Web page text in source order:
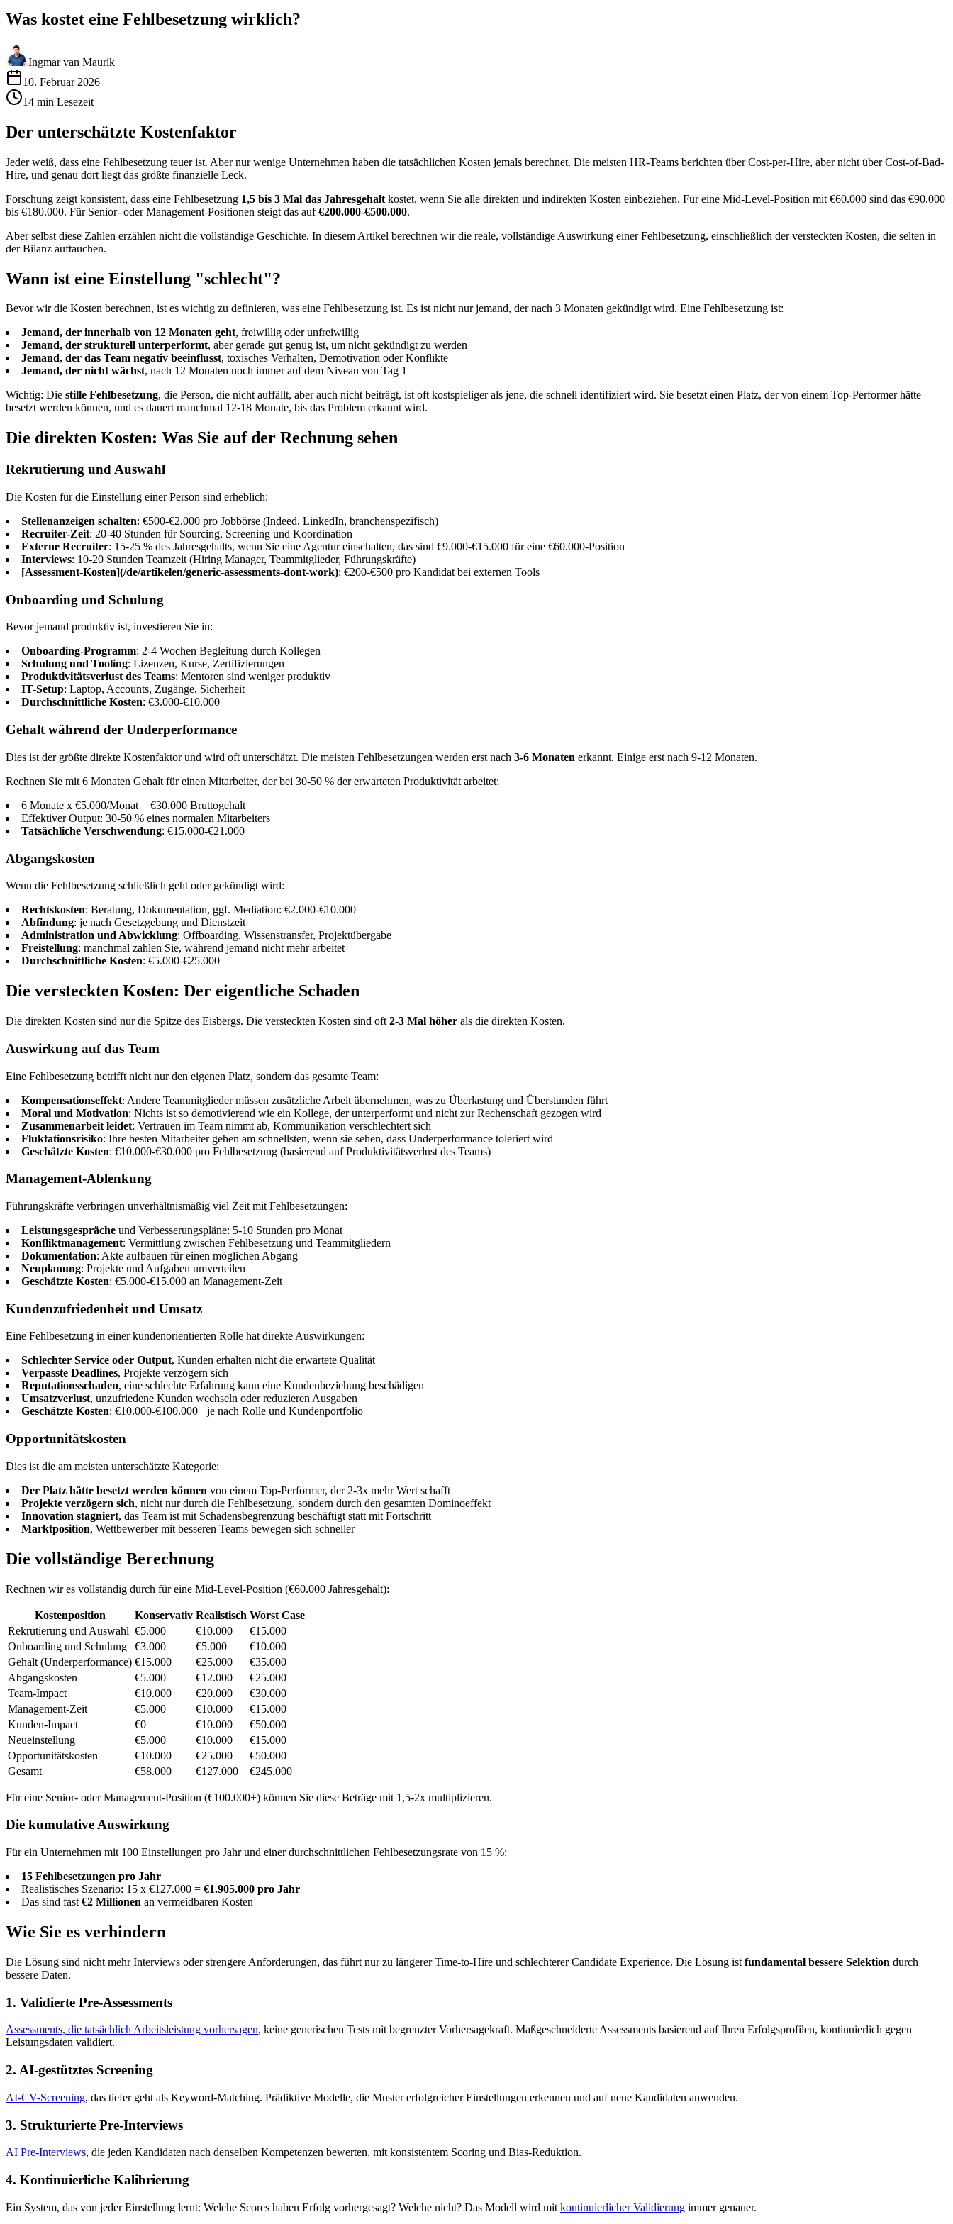
Was kostet eine Fehlbesetzung wirklich?
Ingmar van Maurik
10. Februar 2026
14 min Lesezeit
Der unterschätzte Kostenfaktor
Jeder weiß, dass eine Fehlbesetzung teuer ist. Aber nur wenige Unternehmen haben die tatsächlichen Kosten jemals berechnet. Die meisten HR-Teams berichten über Cost-per-Hire, aber nicht über Cost-of-Bad-
Hire, und genau dort liegt das größte finanzielle Leck.
Forschung zeigt konsistent, dass eine Fehlbesetzung 1,5 bis 3 Mal das Jahresgehalt kostet, wenn Sie alle direkten und indirekten Kosten einbeziehen. Für eine Mid-Level-Position mit €60.000 sind das €90.000
bis €180.000. Für Senior- oder Management-Positionen steigt das auf€200.000-€500.000.
Aber selbst diese Zahlen erzählen nicht die vollständige Geschichte. In diesem Artikel berechnen wir die reale, vollständige Auswirkung einer Fehlbesetzung, einschließlich der versteckten Kosten, die selten in
der Bilanz auftauchen.
Wann ist eine Einstellung "schlecht"?
Bevor wir die Kosten berechnen, ist es wichtig zu definieren, was eine Fehlbesetzung ist. Es ist nicht nur jemand, der nach 3 Monaten gekündigt wird. Eine Fehlbesetzung ist:
Jemand, der innerhalb von 12 Monaten geht, freiwillig oder unfreiwillig
Jemand, der strukturell unterperformt, aber gerade gut genug ist, um nicht gekündigt zu werden
Jemand, der das Team negativ beeinflusst, toxisches Verhalten, Demotivation oder Konflikte
Jemand, der nicht wächst, nach 12 Monaten noch immer auf dem Niveau von Tag 1
Wichtig: Die stille Fehlbesetzung, die Person, die nicht auffällt, aber auch nicht beiträgt, ist oft kostspieliger als jene, die schnell identifiziert wird. Sie besetzt einen Platz, der von einem Top-Performer hätte
besetzt werden können, und es dauert manchmal 12-18 Monate, bis das Problem erkannt wird.
Die direkten Kosten: Was Sie auf der Rechnung sehen
Rekrutierung und Auswahl
Die Kosten für die Einstellung einer Person sind erheblich:
Stellenanzeigen schalten: €500-€2.000 pro Jobbörse (Indeed, LinkedIn, branchenspezifisch)
Recruiter-Zeit: 20-40 Stunden für Sourcing, Screening und Koordination
Externe Recruiter: 15-25 % des Jahresgehalts, wenn Sie eine Agentur einschalten, das sind €9.000-€15.000 für eine €60.000-Position
Interviews: 10-20 Stunden Teamzeit (Hiring Manager, Teammitglieder, Führungskräfte)
[Assessment-Kosten](/de/artikelen/generic-assessments-dont-work): €200-€500 pro Kandidat bei externen Tools
Onboarding und Schulung
Bevor jemand produktiv ist, investieren Sie in:
Onboarding-Programm: 2-4 Wochen Begleitung durch Kollegen
Schulung und Tooling: Lizenzen, Kurse, Zertifizierungen
Produktivitätsverlust des Teams: Mentoren sind weniger produktiv
IT-Setup: Laptop, Accounts, Zugänge, Sicherheit
Durchschnittliche Kosten: €3.000-€10.000
Gehalt während der Underperformance
Dies ist der größte direkte Kostenfaktor und wird oft unterschätzt. Die meisten Fehlbesetzungen werden erst nach 3-6 Monaten erkannt. Einige erst nach 9-12 Monaten.
Rechnen Sie mit 6 Monaten Gehalt für einen Mitarbeiter, der bei 30-50 % der erwarteten Produktivität arbeitet:
6 Monate x €5.000/Monat = €30.000 Bruttogehalt
Effektiver Output: 30-50 % eines normalen Mitarbeiters
Tatsächliche Verschwendung: €15.000-€21.000
Abgangskosten
Wenn die Fehlbesetzung schließlich geht oder gekündigt wird:
Rechtskosten: Beratung, Dokumentation, ggf. Mediation: €2.000-€10.000
Abfindung: je nach Gesetzgebung und Dienstzeit
Administration und Abwicklung: Offboarding, Wissenstransfer, Projektübergabe
Freistellung: manchmal zahlen Sie, während jemand nicht mehr arbeitet
Durchschnittliche Kosten: €5.000-€25.000
Die versteckten Kosten: Der eigentliche Schaden
Die direkten Kosten sind nur die Spitze des Eisbergs. Die versteckten Kosten sind oft 2-3 Mal höher als die direkten Kosten.
Auswirkung auf das Team
Eine Fehlbesetzung betrifft nicht nur den eigenen Platz, sondern das gesamte Team:
Kompensationseffekt: Andere Teammitglieder müssen zusätzliche Arbeit übernehmen, was zu Überlastung und Überstunden führt
Moral und Motivation: Nichts ist so demotivierend wie ein Kollege, der unterperformt und nicht zur Rechenschaft gezogen wird
Zusammenarbeit leidet: Vertrauen im Team nimmt ab, Kommunikation verschlechtert sich
Fluktationsrisiko: Ihre besten Mitarbeiter gehen am schnellsten, wenn sie sehen, dass Underperformance toleriert wird
Geschätzte Kosten: €10.000-€30.000 pro Fehlbesetzung (basierend auf Produktivitätsverlust des Teams)
Management-Ablenkung
Führungskräfte verbringen unverhältnismäßig viel Zeit mit Fehlbesetzungen:
Leistungsgespräche und Verbesserungspläne: 5-10 Stunden pro Monat
Konfliktmanagement: Vermittlung zwischen Fehlbesetzung und Teammitgliedern
Dokumentation: Akte aufbauen für einen möglichen Abgang
Neuplanung: Projekte und Aufgaben umverteilen
Geschätzte Kosten: €5.000-€15.000 an Management-Zeit
Kundenzufriedenheit und Umsatz
Eine Fehlbesetzung in einer kundenorientierten Rolle hat direkte Auswirkungen:
Schlechter Service oder Output, Kunden erhalten nicht die erwartete Qualität
Verpasste Deadlines, Projekte verzögern sich
Reputationsschaden, eine schlechte Erfahrung kann eine Kundenbeziehung beschädigen
Umsatzverlust, unzufriedene Kunden wechseln oder reduzieren Ausgaben
Geschätzte Kosten: €10.000-€100.000+ je nach Rolle und Kundenportfolio
Opportunitätskosten
Dies ist die am meisten unterschätzte Kategorie:
Der Platz hätte besetzt werden können von einem Top-Performer, der 2-3x mehr Wert schafft
Projekte verzögern sich, nicht nur durch die Fehlbesetzung, sondern durch den gesamten Dominoeffekt
Innovation stagniert, das Team ist mit Schadensbegrenzung beschäftigt statt mit Fortschritt
Marktposition, Wettbewerber mit besseren Teams bewegen sich schneller
Die vollständige Berechnung
Rechnen wir es vollständig durch für eine Mid-Level-Position (€60.000 Jahresgehalt):
Kostenposition Konservativ Realistisch Worst Case
Rekrutierung und Auswahl €5.000 €10.000
€15.000
Onboarding und Schulung
€3.000 €5.000
€10.000
Gehalt (Underperformance) €15.000 €25.000
€35.000
Abgangskosten
€5.000 €12.000
€25.000
Team-Impact
€10.000 €20.000
€30.000
Management-Zeit
€5.000 €10.000
€15.000
Kunden-Impact
€0 €10.000
€50.000
Neueinstellung
€5.000 €10.000
€15.000
Opportunitätskosten
€10.000 €25.000
€50.000
Gesamt
€58.000 €127.000 €245.000
Für eine Senior- oder Management-Position (€100.000+) können Sie diese Beträge mit 1,5-2x multiplizieren.
Die kumulative Auswirkung
Für ein Unternehmen mit 100 Einstellungen pro Jahr und einer durchschnittlichen Fehlbesetzungsrate von 15 %:
15 Fehlbesetzungen pro Jahr
Realistisches Szenario: 15 x €127.000 = €1.905.000 pro Jahr
Das sind fast €2 Millionen an vermeidbaren Kosten
Wie Sie es verhindern
Die Lösung sind nicht mehr Interviews oder strengere Anforderungen, das führt nur zu längerer Time-to-Hire und schlechterer Candidate Experience. Die Lösung ist fundamental bessere Selektion durch
bessere Daten.
1. Validierte Pre-Assessments
Assessments, die tatsächlich Arbeitsleistung vorhersagen, keine generischen Tests mit begrenzter Vorhersagekraft. Maßgeschneiderte Assessments basierend auf Ihren Erfolgsprofilen, kontinuierlich gegen
Leistungsdaten validiert.
2. AI-gestütztes Screening
AI-CV-Screening, das tiefer geht als Keyword-Matching. Prädiktive Modelle, die Muster erfolgreicher Einstellungen erkennen und auf neue Kandidaten anwenden.
3. Strukturierte Pre-Interviews
AI Pre-Interviews, die jeden Kandidaten nach denselben Kompetenzen bewerten, mit konsistentem Scoring und Bias-Reduktion.
4. Kontinuierliche Kalibrierung
Ein System, das von jeder Einstellung lernt: Welche Scores haben Erfolg vorhergesagt? Welche nicht? Das Modell wird mit kontinuierlicher Validierung immer genauer.